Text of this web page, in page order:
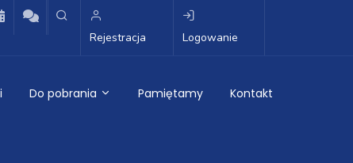
Rejestracja Logowanie
Do pobrania Pamiętamy Kontakt